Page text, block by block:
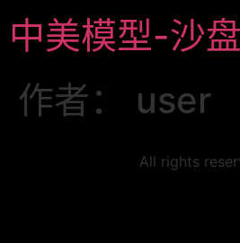
中美模型-沙
作者： user
All rights